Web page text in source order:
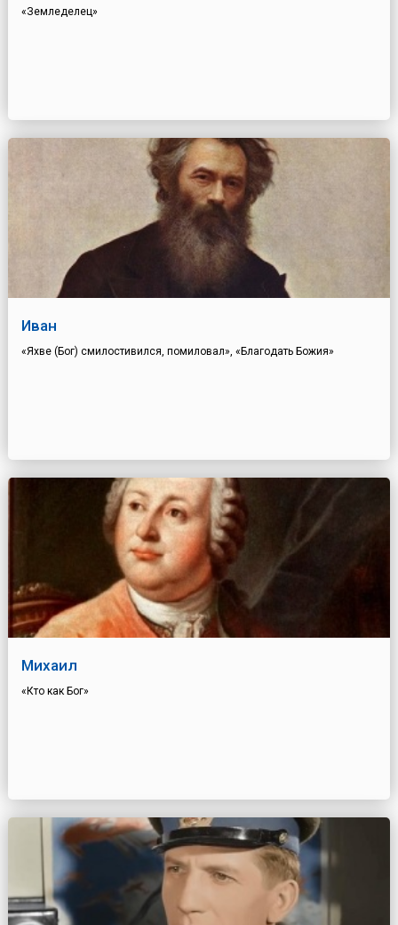
«Земледелец»
Иван
«Яхве (Бог) смилостивился, помиловал», «Благодать Божия»
Михаил
«Кто как Бог»